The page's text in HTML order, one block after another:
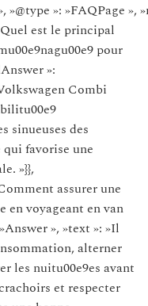
»@type »: »FAQPage »,
est le principal
pour
»:
Combi
sinueuses des
favorise une
»}},
assurer une
en voyageant en van
», »text »: »Il
alterner
les nuitu00e9es avant
et respecter